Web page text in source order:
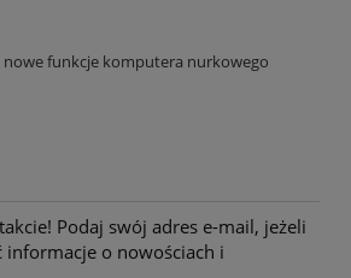
nowe funkcje komputera nurkowego
Podaj swój adres e-mail, jeżeli
informacje o nowościach i